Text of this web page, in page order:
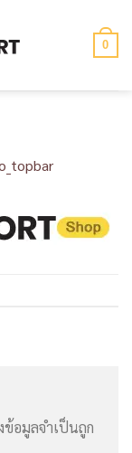
0
ข้อมูลจำเป็นถูก